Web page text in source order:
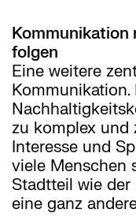
Kommunikation
folgen
Eine weitere
zu komplex und
Interesse und
viele Menschen
Stadtteil wie
eine ganz